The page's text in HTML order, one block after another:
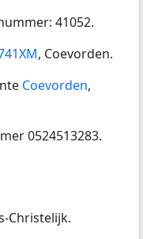
41052.
, Coevorden.
Coevorden,
0524513283.
Christelijk.